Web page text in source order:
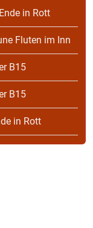
in Rott
Fluten im Inn
B15
B15
in Rott